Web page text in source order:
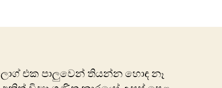
එක පාලුවෙන් තියන්න හොඳ නෑ